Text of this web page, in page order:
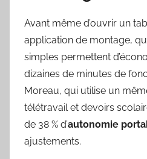
Avant même d’ouvrir un
application de montage,
simples permettent
dizaines de minutes de
Moreau, qui utilise un
télétravail et devoirs
de 38 % d’autonomie
ajustements.